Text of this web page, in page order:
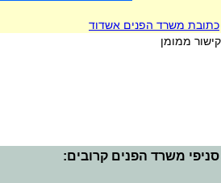
כתובת משרד הפנים אשדוד
קישור ממומן
סניפי משרד הפנים קרובים: